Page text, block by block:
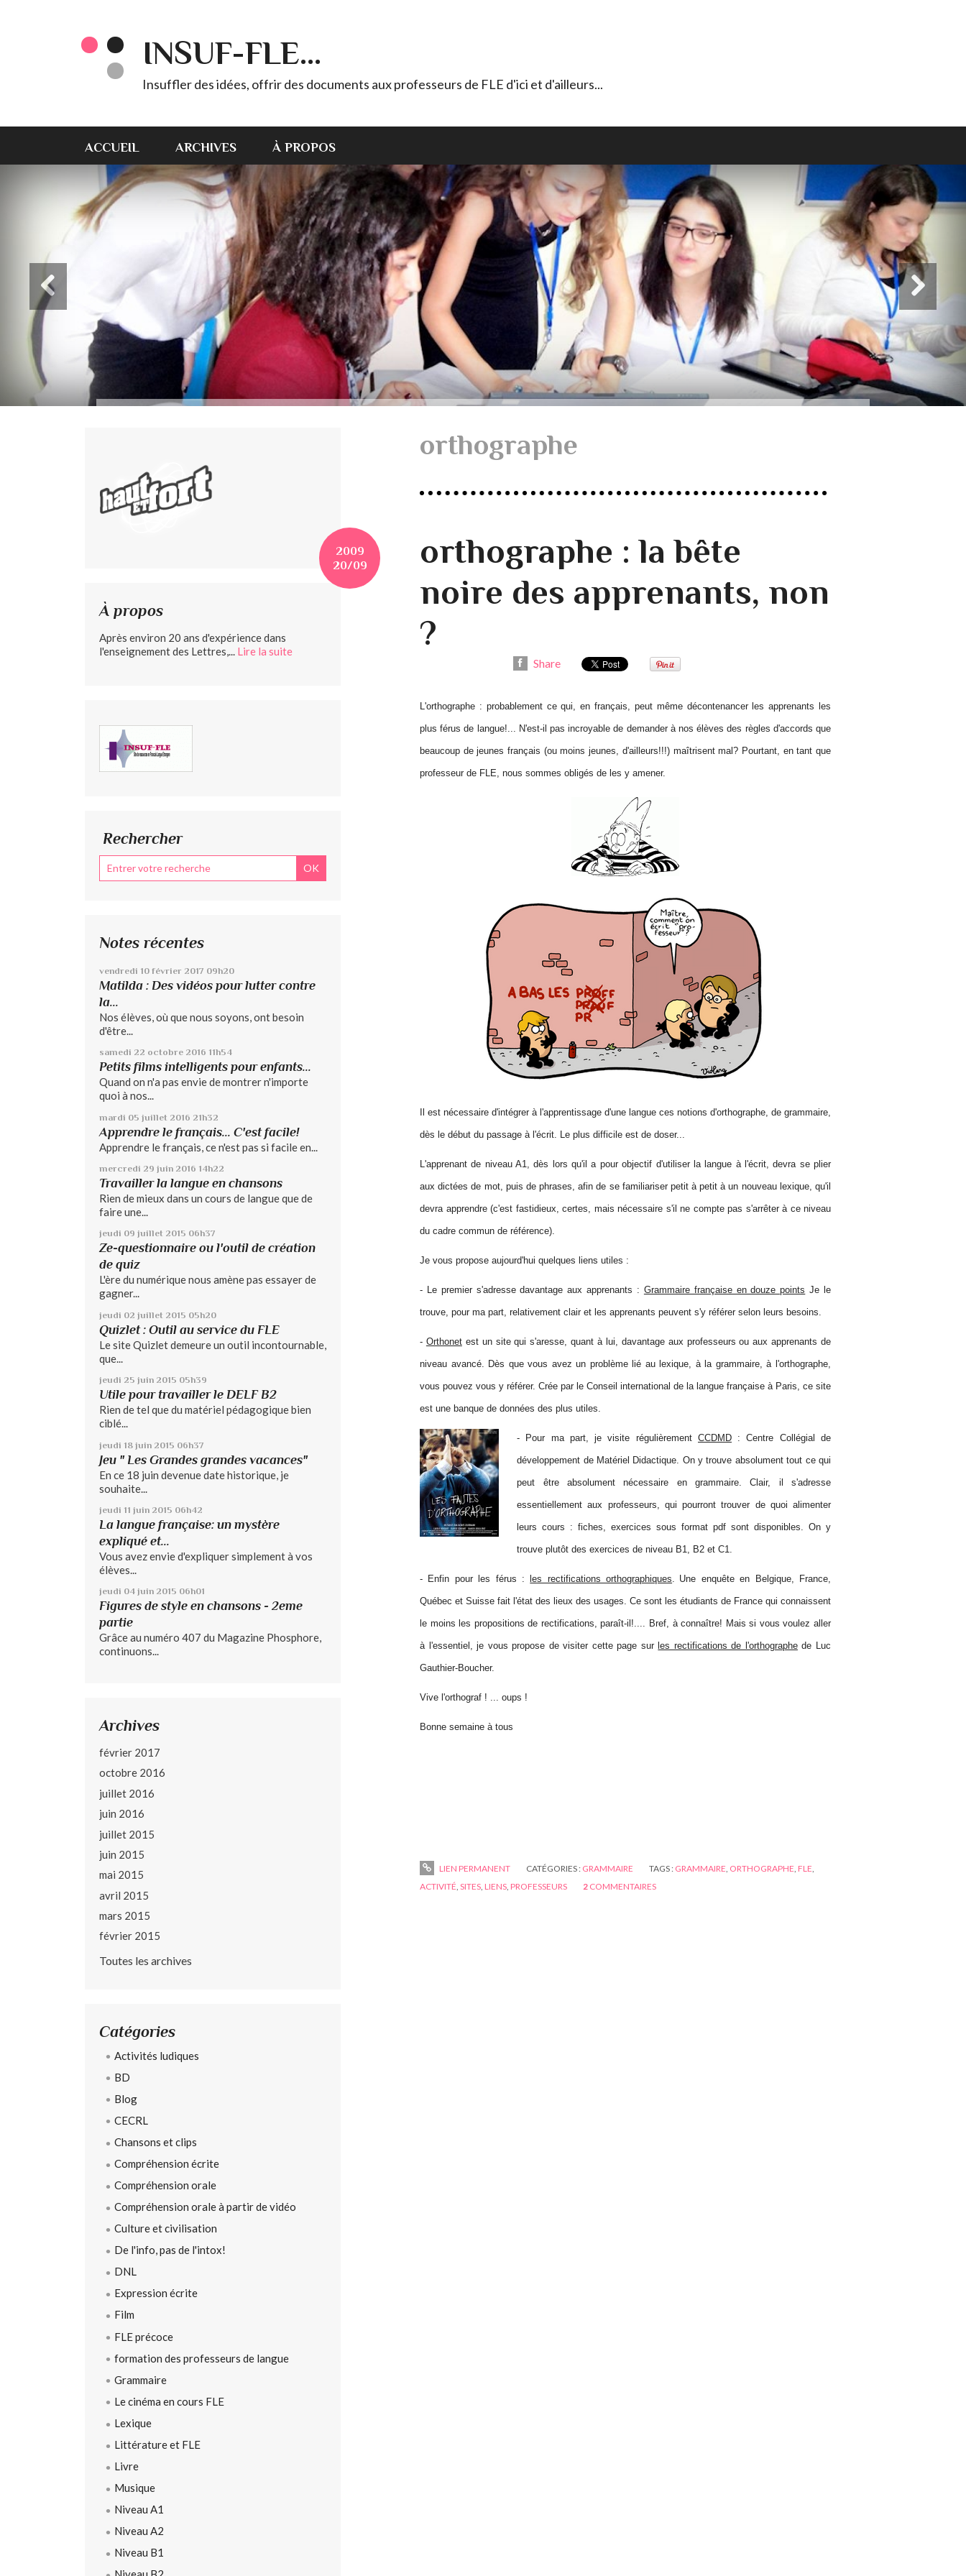
INSUF-FLE...
Insuffler des idées, offrir des documents aux professeurs de FLE d'ici et d'ailleurs...
ACCUEIL ARCHIVES À PROPOS
À propos
Après environ 20 ans d'expérience dans
l'enseignement des Lettres,... Lire la suite
Rechercher
Notes récentes
vendredi 10 février 2017 09h20
Matilda : Des vidéos pour lutter contre
la...
Nos élèves, où que nous soyons, ont besoin
d'être...
samedi 22 octobre 2016 11h54
Petits films intelligents pour enfants...
Quand on n'a pas envie de montrer n'importe
quoi à nos...
mardi 05 juillet 2016 21h32
Apprendre le français... C'est facile!
Apprendre le français, ce n'est pas si facile en...
mercredi 29 juin 2016 14h22
Travailler la langue en chansons
Rien de mieux dans un cours de langue que de
faire une...
jeudi 09 juillet 2015 06h37
Ze-questionnaire ou l'outil de création
de quiz
L'ère du numérique nous amène pas essayer de
gagner...
jeudi 02 juillet 2015 05h20
Quizlet : Outil au service du FLE
Le site Quizlet demeure un outil incontournable,
que...
jeudi 25 juin 2015 05h39
Utile pour travailler le DELF B2
Rien de tel que du matériel pédagogique bien
ciblé...
jeudi 18 juin 2015 06h37
Jeu " Les Grandes grandes vacances"
En ce 18 juin devenue date historique, je
souhaite...
jeudi 11 juin 2015 06h42
La langue française: un mystère
expliqué et...
Vous avez envie d'expliquer simplement à vos
élèves...
jeudi 04 juin 2015 06h01
Figures de style en chansons - 2eme
partie
Grâce au numéro 407 du Magazine Phosphore,
continuons...
Archives
février 2017
octobre 2016
juillet 2016
juin 2016
juillet 2015
juin 2015
mai 2015
avril 2015
mars 2015
février 2015
Toutes les archives
Catégories
Activités ludiques
BD
Blog
CECRL
Chansons et clips
Compréhension écrite
Compréhension orale
Compréhension orale à partir de vidéo
Culture et civilisation
De l'info, pas de l'intox!
DNL
Expression écrite
Film
FLE précoce
formation des professeurs de langue
Grammaire
Le cinéma en cours FLE
Lexique
Littérature et FLE
Livre
Musique
Niveau A1
Niveau A2
Niveau B1
orthographe
2009
20/09
orthographe : la bête
noire des apprenants, non
?
Share
L'orthographe : probablement ce qui, en français, peut même décontenancer les apprenants les
plus férus de langue!... N'est-il pas incroyable de demander à nos élèves des règles d'accords que
beaucoup de jeunes français (ou moins jeunes, d'ailleurs!!!) maîtrisent mal? Pourtant, en tant que
professeur de FLE, nous sommes obligés de les y amener.
Il est nécessaire d'intégrer à l'apprentissage d'une langue ces notions d'orthographe, de grammaire,
dès le début du passage à l'écrit. Le plus difficile est de doser...
L'apprenant de niveau A1, dès lors qu'il a pour objectif d'utiliser la langue à l'écrit, devra se plier
aux dictées de mot, puis de phrases, afin de se familiariser petit à petit à un nouveau lexique, qu'il
devra apprendre (c'est fastidieux, certes, mais nécessaire s'il ne compte pas s'arrêter à ce niveau
du cadre commun de référence).
Je vous propose aujourd'hui quelques liens utiles :
- Le premier s'adresse davantage aux apprenants : Grammaire française en douze points Je le
trouve, pour ma part, relativement clair et les apprenants peuvent s'y référer selon leurs besoins.
- Orthonetest un site qui s'aresse, quant à lui, davantage aux professeurs ou aux apprenants de
niveau avancé. Dès que vous avez un problème lié au lexique, à la grammaire, à l'orthographe,
vous pouvez vous y référer. Crée par le Conseil international de la langue française à Paris, ce site
est une banque de données des plus utiles.
- Pour ma part, je visite régulièrement CCDMD: Centre Collégial de
développement de Matériel Didactique. On y trouve absolument tout ce qui
peut être absolument nécessaire en grammaire. Clair, il s'adresse
essentiellement aux professeurs, qui pourront trouver de quoi alimenter
leurs cours : fiches, exercices sous format pdf sont disponibles. On y
trouve plutôt des exercices de niveau B1, B2 et C1.
- Enfin pour les férus : les rectifications orthographiques. Une enquête en Belgique, France,
Québec et Suisse fait l'état des lieux des usages. Ce sont les étudiants de France qui connaissent
le moins les propositions de rectifications, paraît-il!.... Bref, à connaître! Mais si vous voulez aller
à l'essentiel, je vous propose de visiter cette page sur les rectifications de l'orthographede Luc
Gauthier-Boucher.
Vive l'orthograf ! ... oups !
Bonne semaine à tous
LIEN PERMANENT CATÉGORIES : GRAMMAIRE TAGS : GRAMMAIRE, ORTHOGRAPHE, FLE,
ACTIVITÉ, SITES, LIENS, PROFESSEURS 2 COMMENTAIRES